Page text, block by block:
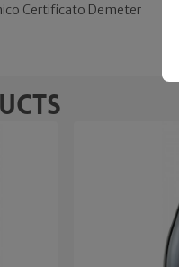
Certificato Demeter